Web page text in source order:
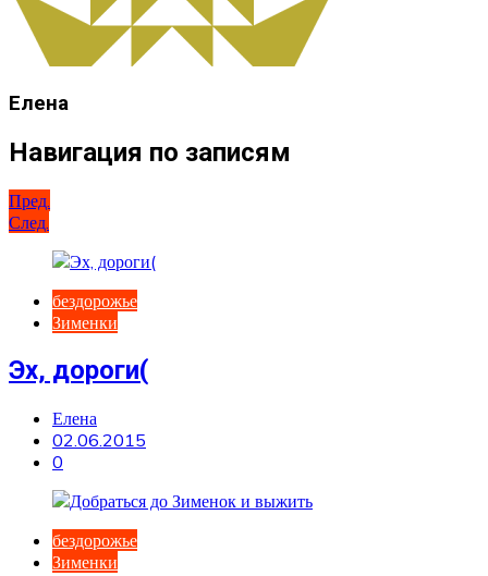
Елена
Навигация по записям
Пред.
След.
бездорожье
Зименки
Эх, дороги(
Елена
02.06.2015
0
бездорожье
Зименки